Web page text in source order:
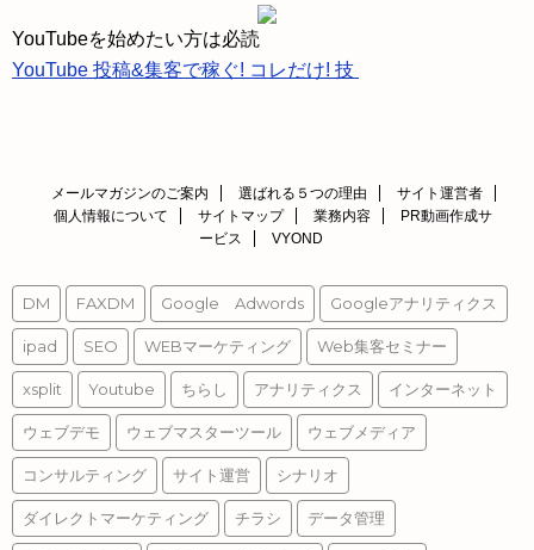
ス
YouTubeを始めたい方は必読
YouTube 投稿&集客で稼ぐ! コレだけ! 技
メールマガジンのご案内 選ばれる５つの理由
サイト運営者
個人情報について
サイトマップ 業務内容
PR動画作成サ
ービス
VYOND
DM FAXDM Google Adwords Googleアナリティクス
ipad SEO WEBマーケティング Web集客セミナー
xsplit Youtube ちらし アナリティクス インターネット
ウェブデモ ウェブマスターツール ウェブメディア
コンサルティング サイト運営 シナリオ
ダイレクトマーケティング チラシ データ管理